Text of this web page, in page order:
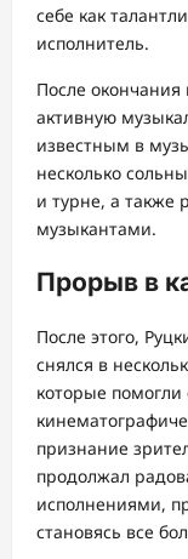
себе как
исполнитель.
После окончания
активную
известным в
несколько
и турне, а также
музыкантами.
Прорыв в
После этого,
снялся в
которые
признание
продолжал
исполнениями,
становясь все